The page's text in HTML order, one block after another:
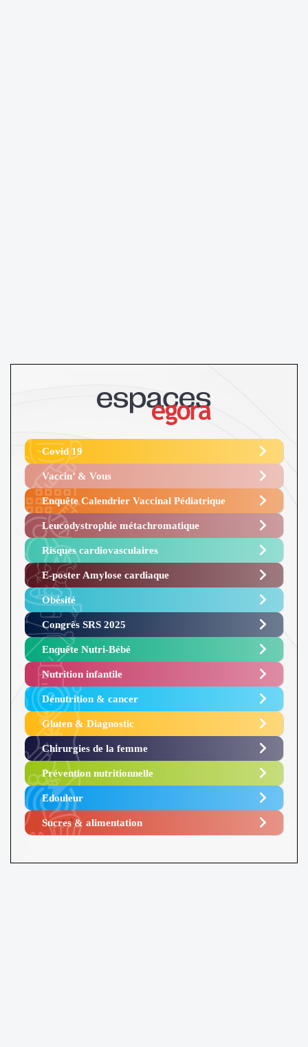
Covid 19
Vaccin’ & Vous
Enquête Calendrier Vaccinal Pédiatrique
Leucodystrophie métachromatique
Risques cardiovasculaires
E-poster Amylose cardiaque ​
Obésité ​
Congrès SRS 2025 ​
Enquête Nutri-Bébé ​
Nutrition infantile
Dénutrition & cancer
Gluten & Diagnostic
Chirurgies de la femme
Prévention nutritionnelle
Edouleur​
Sucres & alimentation​